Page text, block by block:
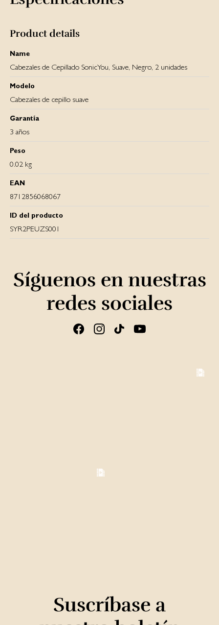
Product details
Name
Cabezales de Cepillado SonicYou, Suave, Negro, 2 unidades
Modelo
Cabezales de cepillo suave
Garantía
3 años
Peso
0.02 kg
EAN
8712856068067
ID del producto
SYR2PEUZS001
Síguenos en nuestras
redes sociales
Suscríbase a